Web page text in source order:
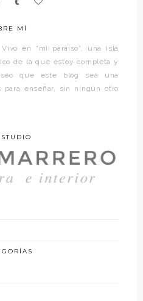
MÍ
en “mi paraíso”, una isla
de la que estoy completa y
que este blog sea una
enseñar, sin ningún otro